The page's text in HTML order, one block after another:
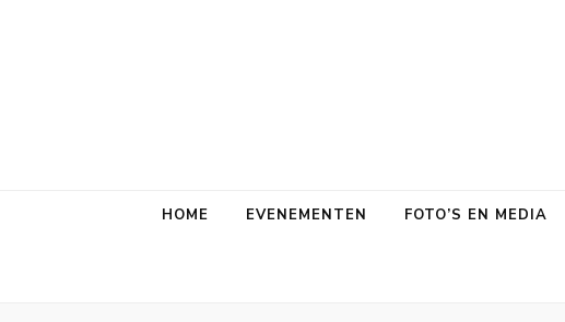
HOME EVENEMENTEN FOTO’S EN MEDIA